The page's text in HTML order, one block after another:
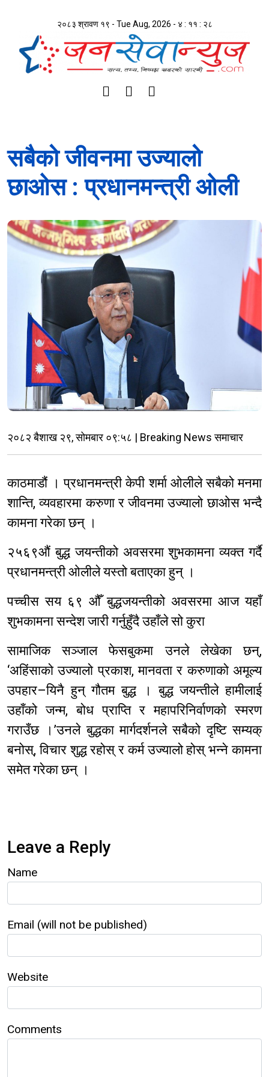
२०८३ श्रावण १९ - Tue Aug, 2026 - ४ : ११ : २८
सबैको जीवनमा उज्यालो
छाओस : प्रधानमन्त्री ओली
२०८२ बैशाख २९, सोमबार ०९:५८ | Breaking News समाचार
काठमाडौं । प्रधानमन्त्री केपी शर्मा ओलीले सबैको मनमा
शान्ति, व्यवहारमा करुणा र जीवनमा उज्यालो छाओस भन्दै
कामना गरेका छन् ।
२५६९औं बुद्ध जयन्तीको अवसरमा शुभकामना व्यक्त गर्दै
प्रधानमन्त्री ओलीले यस्तो बताएका हुन् ।
पच्चीस सय ६९ औँ बुद्धजयन्तीको अवसरमा आज यहाँ
शुभकामना सन्देश जारी गर्नुहुँदै उहाँले सो कुरा
सामाजिक सञ्जाल फेसबुकमा उनले लेखेका छन्,
‘अहिंसाको उज्यालो प्रकाश, मानवता र करुणाको अमूल्य
उपहार–यिनै हुन् गौतम बुद्ध । बुद्ध जयन्तीले हामीलाई
उहाँको जन्म, बोध प्राप्ति र महापरिनिर्वाणको स्मरण
गराउँछ ।’उनले बुद्धका मार्गदर्शनले सबैको दृष्टि सम्यक्
बनोस्, विचार शुद्ध रहोस् र कर्म उज्यालो होस् भन्ने कामना
समेत गरेका छन् ।
Leave a Reply
Name
Email (will not be published)
Website
Comments